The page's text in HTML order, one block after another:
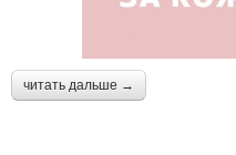
читать дальше →